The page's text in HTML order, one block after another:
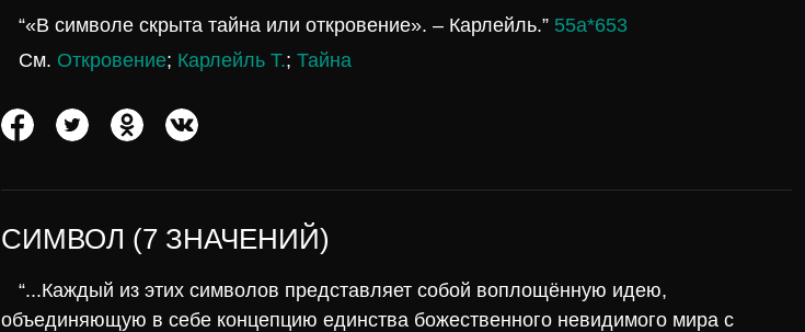
“«В символе скрыта тайна или откровение». – Карлейль.” 55а*653
См. Откровение; Карлейль Т.; Тайна
СИМВОЛ (7 ЗНАЧЕНИЙ)
“...Каждый из этих символов представляет собой воплощённую идею,
объединяющую в себе концепцию единства божественного невидимого мира с